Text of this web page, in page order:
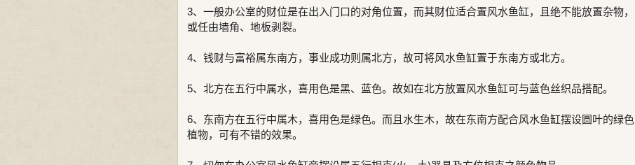
3、一般办公室的财位是在出入门口的对角位置，而其财位适合置风水鱼缸，且绝不能放置杂物，
或任由墙角、地板剥裂。
4、钱财与富裕属东南方，事业成功则属北方，故可将风水鱼缸置于东南方或北方。
5、北方在五行中属水，喜用色是黑、蓝色。故如在北方放置风水鱼缸可与蓝色丝织品搭配。
6、东南方在五行中属木，喜用色是绿色。而且水生木，故在东南方配合风水鱼缸摆设圆叶的绿色
植物，可有不错的效果。